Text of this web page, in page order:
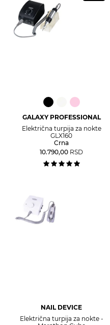
GALAXY PROFESSIONAL
Električna turpija za nokte
GLX160
Crna
10.790,00 RSD
NAIL DEVICE
Električna turpija za nokte -